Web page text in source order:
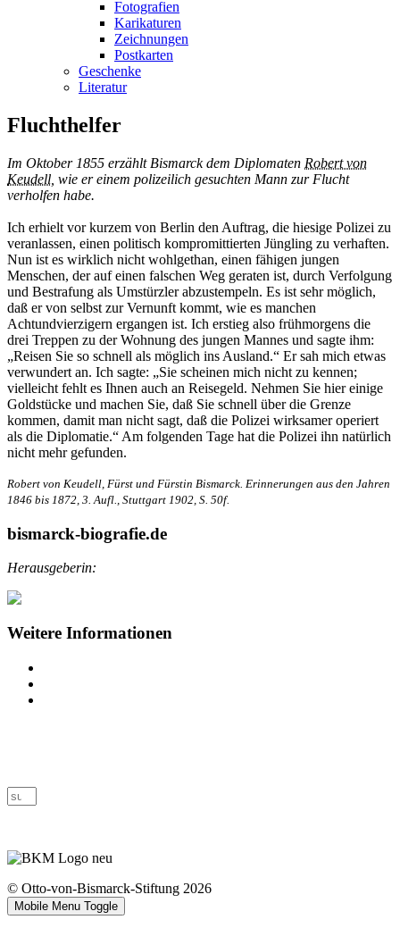
Fotografien
Karikaturen
Zeichnungen
Postkarten
Geschenke
Literatur
Fluchthelfer
Im Oktober 1855 erzählt Bismarck dem Diplomaten Robert von
Keudell , wie er einem polizeilich gesuchten Mann zur Flucht
verholfen habe.
Ich erhielt vor kurzem von Berlin den Auftrag, die hiesige Polizei zu
veranlassen, einen politisch kompromittierten Jüngling zu verhaften.
Nun ist es wirklich nicht wohlgethan, einen fähigen jungen
Menschen, der auf einen falschen Weg geraten ist, durch Verfolgung
und Bestrafung als Umstürzler abzustempeln. Es ist sehr möglich,
daß er von selbst zur Vernunft kommt, wie es manchen
Achtundvierzigern ergangen ist. Ich erstieg also frühmorgens die
drei Treppen zu der Wohnung des jungen Mannes und sagte ihm:
„Reisen Sie so schnell als möglich ins Ausland.“ Er sah mich etwas
verwundert an. Ich sagte: „Sie scheinen mich nicht zu kennen;
vielleicht fehlt es Ihnen auch an Reisegeld. Nehmen Sie hier einige
Goldstücke und machen Sie, daß Sie schnell über die Grenze
kommen, damit man nicht sagt, daß die Polizei wirksamer operiert
als die Diplomatie.“ Am folgenden Tage hat die Polizei ihn natürlich
nicht mehr gefunden.
Robert von Keudell, Fürst und Fürstin Bismarck. Erinnerungen aus den Jahren
1846 bis 1872, 3. Aufl., Stuttgart 1902, S. 50f.
bismarck-biografie.de
Herausgeberin:
Weitere Informationen
© Otto-von-Bismarck-Stiftung 2026
Mobile Menu Toggle